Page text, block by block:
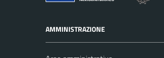
AMMINISTRAZIONE